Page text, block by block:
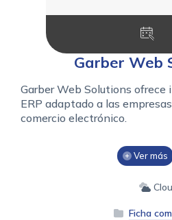
Garber Web
Garber Web Solutions ofrece
ERP adaptado a las
comercio electrónico.
Ver más
Ficha